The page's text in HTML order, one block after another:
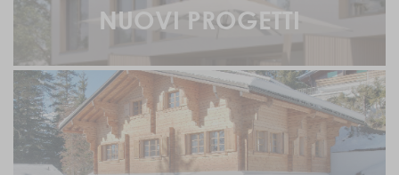
NUOVI PROGETTI